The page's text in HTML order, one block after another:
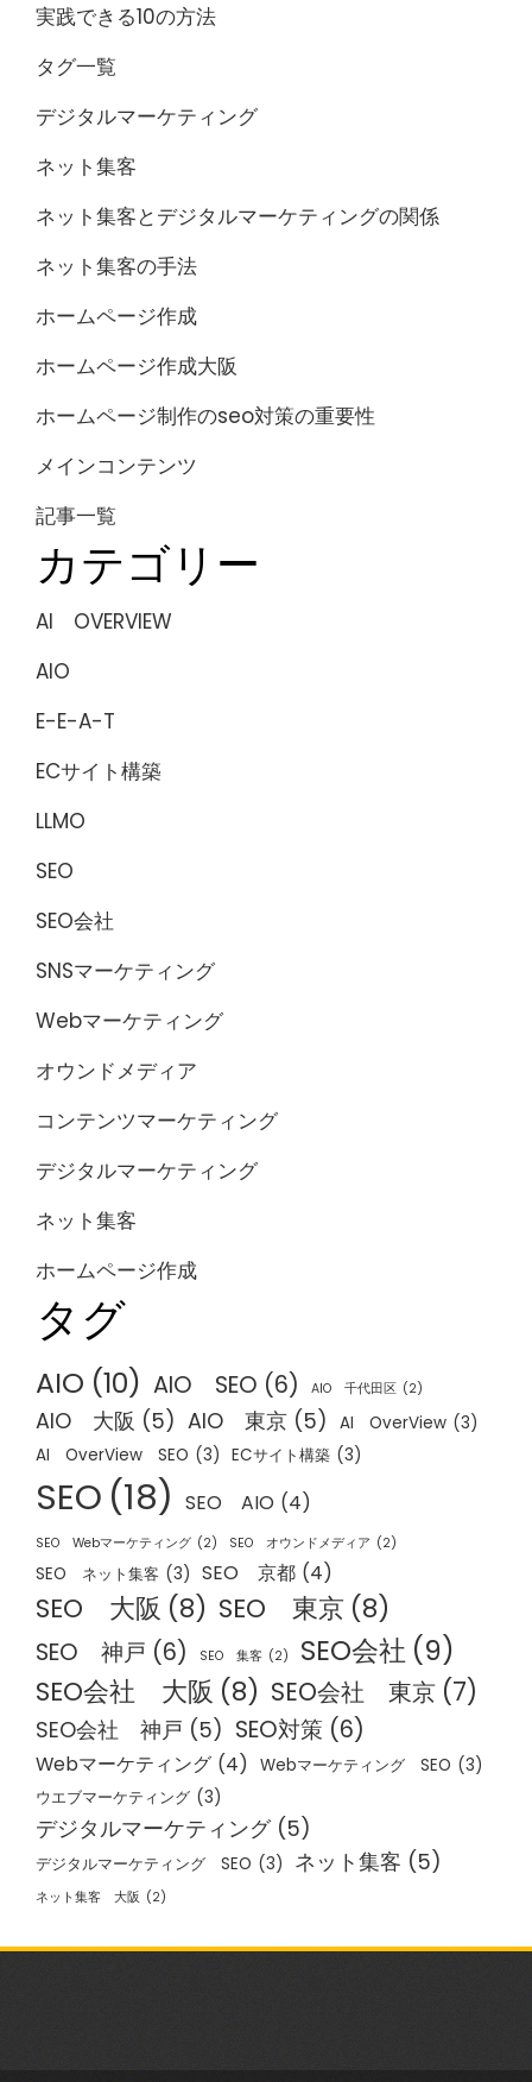
実践できる10の方法
タグ一覧
デジタルマーケティング
ネット集客
ネット集客とデジタルマーケティングの関係
ネット集客の手法
ホームページ作成
ホームページ作成大阪
ホームページ制作のseo対策の重要性
メインコンテンツ
記事一覧
カテゴリー
AI OVERVIEW
AIO
E-E-A-T
ECサイト構築
LLMO
SEO
SEO会社
SNSマーケティング
Webマーケティング
オウンドメディア
コンテンツマーケティング
デジタルマーケティング
ネット集客
ホームページ作成
タグ
AIO (10) AIO SEO (6) AIO 千代田区 (2)
AIO 大阪 (5) AIO 東京 (5) AI OverView (3)
AI OverView SEO (3) ECサイト構築 (3)
SEO (18) SEO AIO (4)
SEO Webマーケティング (2) SEO オウンドメディア (2)
SEO ネット集客 (3) SEO 京都 (4)
SEO 大阪 (8) SEO 東京 (8)
SEO 神戸 (6) SEO 集客 (2) SEO会社 (9)
SEO会社 大阪 (8) SEO会社 東京 (7)
SEO会社 神戸 (5) SEO対策 (6)
Webマーケティング (4) Webマーケティング SEO (3)
ウエブマーケティング (3)
デジタルマーケティング (5)
デジタルマーケティング SEO (3) ネット集客 (5)
ネット集客 大阪 (2)